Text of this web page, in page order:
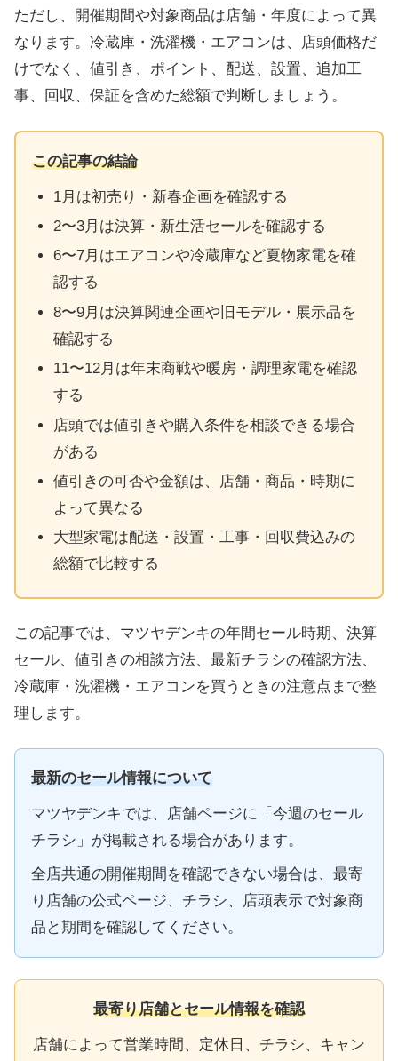
ただし、開催期間や対象商品は店舗・年度によって異
なります。冷蔵庫・洗濯機・エアコンは、店頭価格だ
けでなく、値引き、ポイント、配送、設置、追加工
事、回収、保証を含めた総額で判断しましょう。
この記事の結論
1月は初売り・新春企画を確認する
2〜3月は決算・新生活セールを確認する
6〜7月はエアコンや冷蔵庫など夏物家電を確
認する
8〜9月は決算関連企画や旧モデル・展示品を
確認する
11〜12月は年末商戦や暖房・調理家電を確認
する
店頭では値引きや購入条件を相談できる場合
がある
値引きの可否や金額は、店舗・商品・時期に
よって異なる
大型家電は配送・設置・工事・回収費込みの
総額で比較する
この記事では、マツヤデンキの年間セール時期、決算
セール、値引きの相談方法、最新チラシの確認方法、
冷蔵庫・洗濯機・エアコンを買うときの注意点まで整
理します。
最新のセール情報について
マツヤデンキでは、店舗ページに「今週のセール
チラシ」が掲載される場合があります。
全店共通の開催期間を確認できない場合は、最寄
り店舗の公式ページ、チラシ、店頭表示で対象商
品と期間を確認してください。
最寄り店舗とセール情報を確認
店舗によって営業時間、定休日、チラシ、キャン